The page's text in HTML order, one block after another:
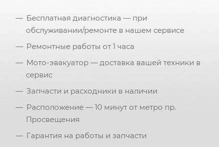
Бесплатная диагностика — при
обслуживании/ремонте в нашем сервисе
Ремонтные работы от 1 часа
Мото-эвакуатор — доставка вашей техники в
сервис
Запчасти и расходники в наличии
Расположение — 10 минут от метро пр.
Просвещения
Гарантия на работы и запчасти